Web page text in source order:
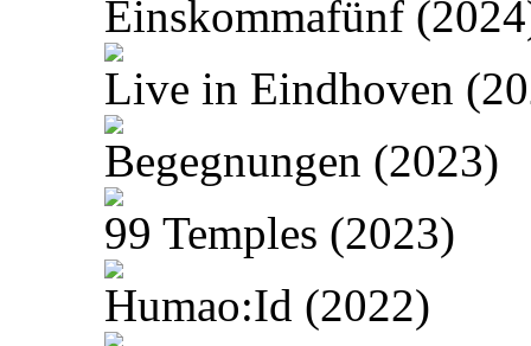
Einskommafünf
Live in Eindhoven
Begegnungen (2023)
99 Temples (2023)
Humao:Id (2022)